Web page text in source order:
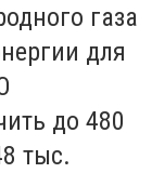
газа
для
до 480
тыс.